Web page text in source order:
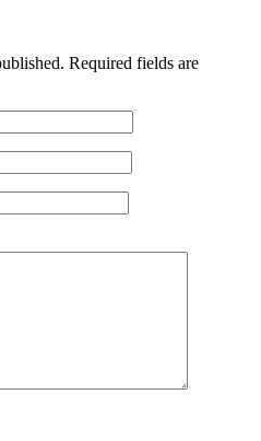
Required fields are